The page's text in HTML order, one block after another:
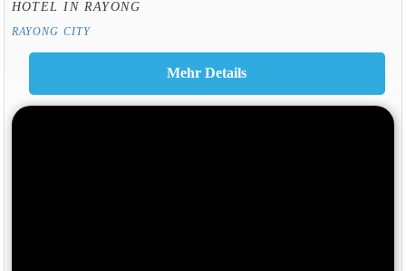
HOTEL IN RAYONG
RAYONG CITY